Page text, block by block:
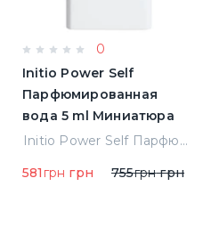
0
Initio Power Self
Парфюмированная
вода 5 ml Миниатюра
Initio Power Self Парфюмированная вода 5 ml Миниатюра
581 грн грн 755грнгрн